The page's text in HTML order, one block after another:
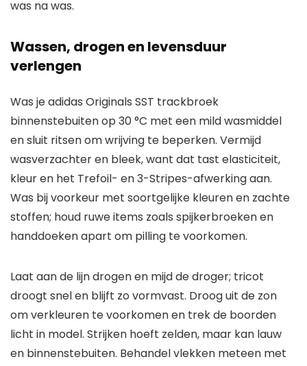
was na was.
Wassen, drogen en levensduur
verlengen
Was je adidas Originals SST trackbroek
binnenstebuiten op 30 °C met een mild wasmiddel
en sluit ritsen om wrijving te beperken. Vermijd
wasverzachter en bleek, want dat tast elasticiteit,
kleur en het Trefoil- en 3-Stripes-afwerking aan.
Was bij voorkeur met soortgelijke kleuren en zachte
stoffen; houd ruwe items zoals spijkerbroeken en
handdoeken apart om pilling te voorkomen.
Laat aan de lijn drogen en mijd de droger; tricot
droogt snel en blijft zo vormvast. Droog uit de zon
om verkleuren te voorkomen en trek de boorden
licht in model. Strijken hoeft zelden, maar kan lauw
en binnenstebuiten. Behandel vlekken meteen met